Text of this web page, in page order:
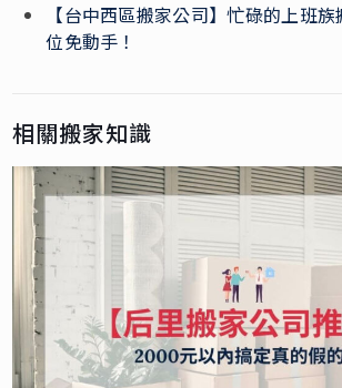
【台中西區搬家公司】忙碌的上班
位免動手！
相關搬家知識